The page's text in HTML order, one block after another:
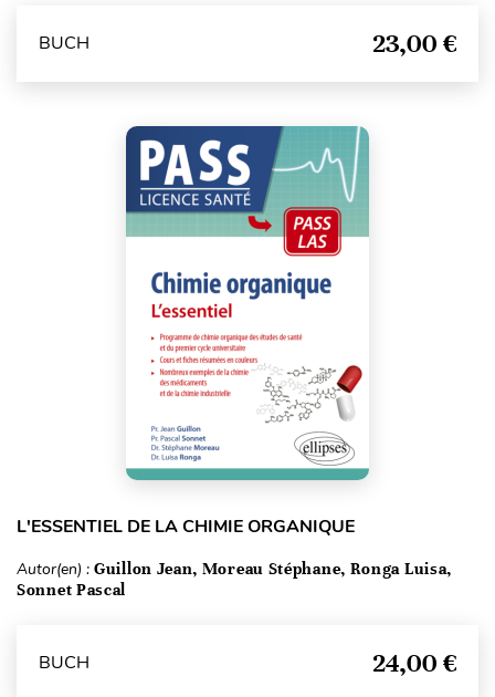
BUCH 23,00 €
L'ESSENTIEL DE LA CHIMIE ORGANIQUE
Autor(en) : Guillon Jean, Moreau Stéphane, Ronga Luisa,
Sonnet Pascal
BUCH 24,00 €